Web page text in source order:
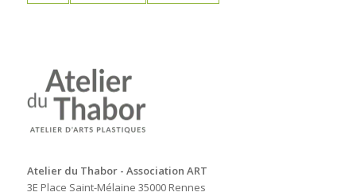
Atelier du Thabor - Association ART
3E Place Saint-Mélaine 35000 Rennes